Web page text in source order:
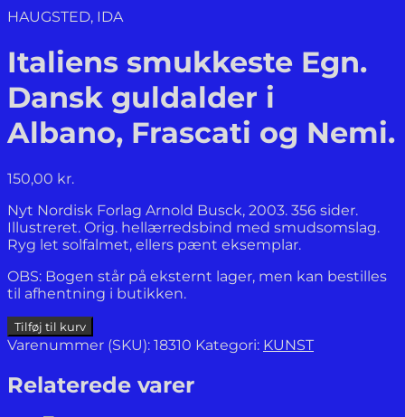
HAUGSTED, IDA
Italiens smukkeste Egn.
Dansk guldalder i
Albano, Frascati og Nemi.
150,00 kr.
Nyt Nordisk Forlag Arnold Busck, 2003. 356 sider.
Illustreret. Orig. hellærredsbind med smudsomslag.
Ryg let solfalmet, ellers pænt eksemplar.
OBS: Bogen står på eksternt lager, men kan bestilles
til afhentning i butikken.
Italiens
smukkeste
Dansk
guldalder
Tilføj til kurv
Varenummer (SKU): 18310 Kategori: KUNST
Relaterede varer